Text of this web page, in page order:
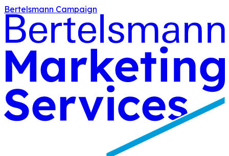
Bertelsmann Campaign